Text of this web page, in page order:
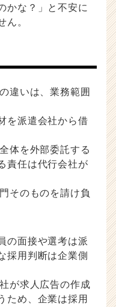
かな？」と不安に
ん。
違いは、業務範囲
を派遣会社から借
体を外部委託する
責任は代行会社が
そのものを請け負
の面接や選考は派
採用判断は企業側
が求人広告の作成
ため、企業は採用